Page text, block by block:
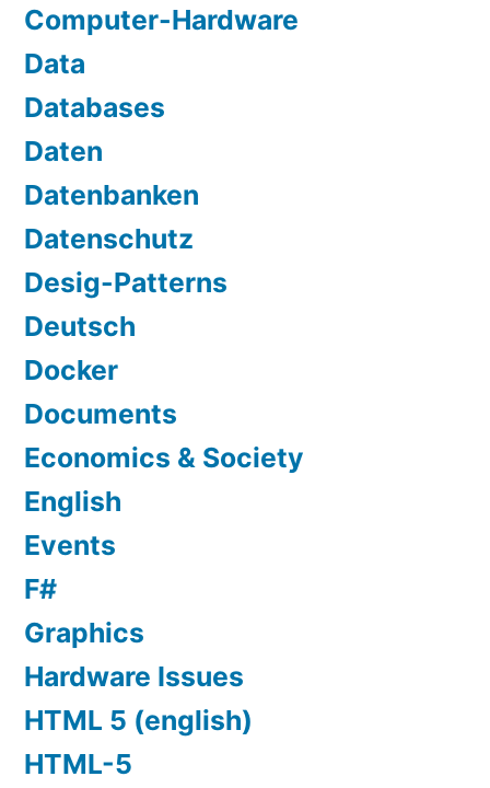
Computer-Hardware
Data
Databases
Daten
Datenbanken
Datenschutz
Desig-Patterns
Deutsch
Docker
Documents
Economics & Society
English
Events
F#
Graphics
Hardware Issues
HTML 5 (english)
HTML-5